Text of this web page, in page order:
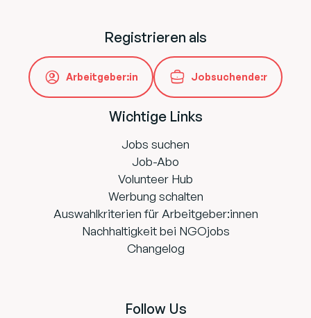
Registrieren als
Arbeitgeber:in Jobsuchende:r
Wichtige Links
Jobs suchen
Job-Abo
Volunteer Hub
Werbung schalten
Auswahlkriterien für Arbeitgeber:innen
Nachhaltigkeit bei NGOjobs
Changelog
Follow Us